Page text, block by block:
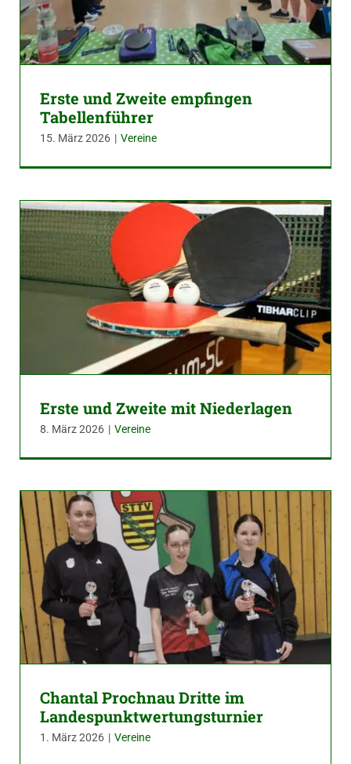
Erste und Zweite empfingen
Tabellenführer
15. März 2026 | Vereine
Erste und Zweite mit Niederlagen
8. März 2026 | Vereine
Chantal Prochnau Dritte im
Landespunktwertungsturnier
1. März 2026 | Vereine